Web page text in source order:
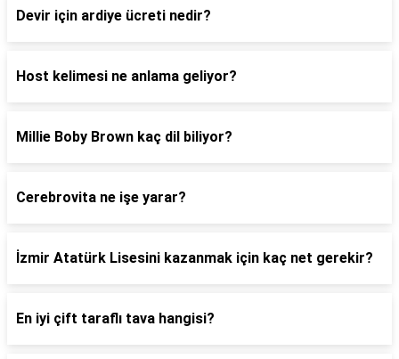
Devir için ardiye ücreti nedir?
Host kelimesi ne anlama geliyor?
Millie Boby Brown kaç dil biliyor?
Cerebrovita ne işe yarar?
İzmir Atatürk Lisesini kazanmak için kaç net gerekir?
En iyi çift taraflı tava hangisi?